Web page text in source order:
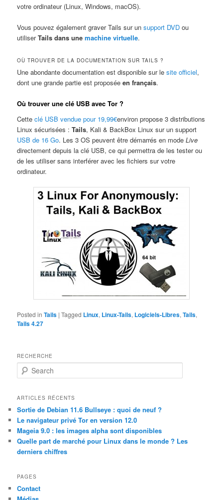
votre ordinateur (Linux, Windows, macOS).
Vous pouvez également graver Tails sur unsupport DVD ou
utiliserTails dans unemachine virtuelle.
OÙ TROUVER DE LA DOCUMENTATION SUR TAILS ?
Une abondante documentation est disponible sur lesite officiel,
dont une grande partie est proposéeen français.
Où trouver une clé USB avec Tor ?
Cetteclé USB vendue pour 19,99€environ propose 3 distributions
Linux sécurisées :Tails, Kali & BackBox Linux sur un support
USB de 16 Go. Les 3 OS peuvent être démarrés en modeLive
directement depuis la clé USB, ce qui permettra de les tester ou
de les utiliser sans interférer avec les fichiers sur votre
ordinateur.
Posted in Tails |Tagged Linux, Linux-Tails, Logiciels-Libres,Tails,
Tails 4.27
RECHERCHE
e
r
h
ARTICLES RÉCENTS
Sortie de Debian 11.6 Bullseye : quoi de neuf ?
Le navigateur privé Tor en version 12.0
Mageia 9.0 : les images alpha sont disponibles
Quelle part de marché pour Linux dans le monde ? Les
derniers chiffres
PAGES
Contact